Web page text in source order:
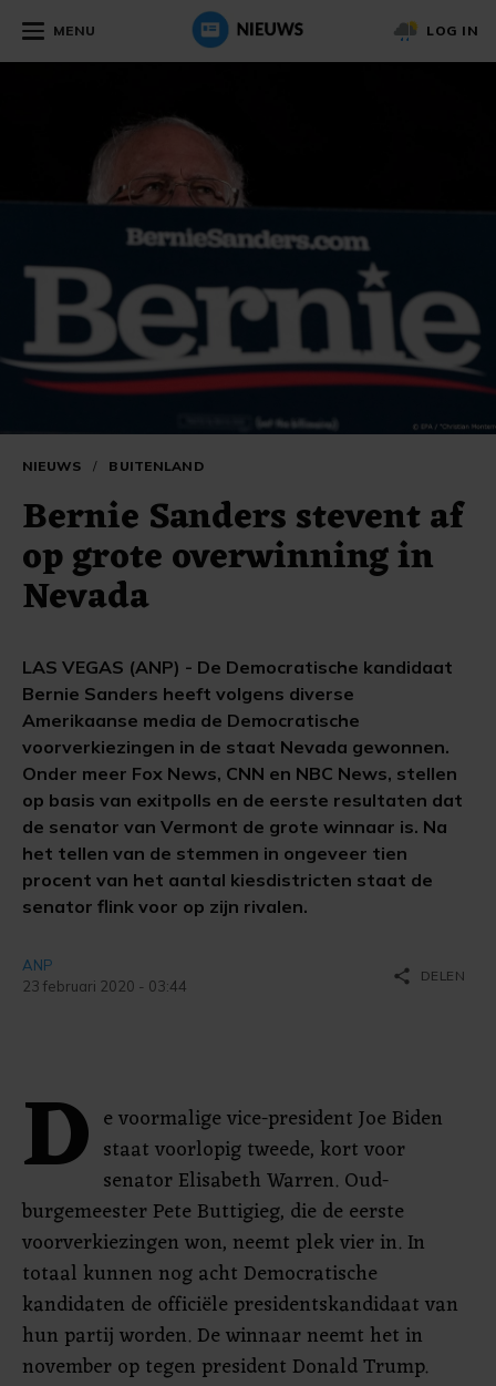
MENU LOG IN
NIEUWS / BUITENLAND
Bernie Sanders stevent af
op grote overwinning in
Nevada
LAS VEGAS (ANP) - De Democratische kandidaat
Bernie Sanders heeft volgens diverse
Amerikaanse media de Democratische
voorverkiezingen in de staat Nevada gewonnen.
Onder meer Fox News, CNN en NBC News, stellen
op basis van exitpolls en de eerste resultaten dat
de senator van Vermont de grote winnaar is. Na
het tellen van de stemmen in ongeveer tien
procent van het aantal kiesdistricten staat de
senator flink voor op zijn rivalen.
ANP
23 februari 2020 - 03:44
share DELEN
D e voormalige vice-president Joe Biden
staat voorlopig tweede, kort voor
senator Elisabeth Warren. Oud-
burgemeester Pete Buttigieg, die de eerste
voorverkiezingen won, neemt plek vier in. In
totaal kunnen nog acht Democratische
kandidaten de officiële presidentskandidaat van
hun partij worden. De winnaar neemt het in
november op tegen president Donald Trump.